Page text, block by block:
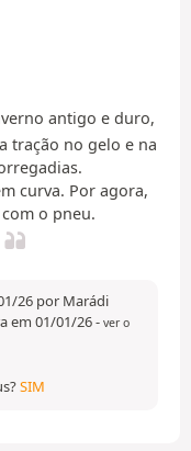
antigo e duro,
tração no gelo e na
curva. Por agora,
o pneu.
26 por Marádi
em 01/01/26- ver o
SIM